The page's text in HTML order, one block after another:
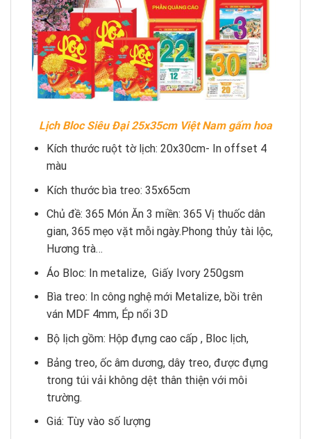
Lịch Bloc Siêu Đại 25x35cm Việt Nam gấm hoa
Kích thước ruột tờ lịch: 20x30cm- In offset 4
màu
Kích thước bìa treo: 35x65cm
Chủ đề: 365 Món Ăn 3 miền: 365 Vị thuốc dân
gian, 365 mẹo vặt mỗi ngày.Phong thủy tài lộc,
Hương trà…
Áo Bloc: In metalize, Giấy Ivory 250gsm
Bìa treo: In công nghệ mới Metalize, bồi trên
ván MDF 4mm, Ép nổi 3D
Bộ lịch gồm: Hộp đựng cao cấp , Bloc lịch,
Bảng treo, ốc âm dương, dây treo, được đựng
trong túi vải không dệt thân thiện với môi
trường.
Giá: Tùy vào số lượng